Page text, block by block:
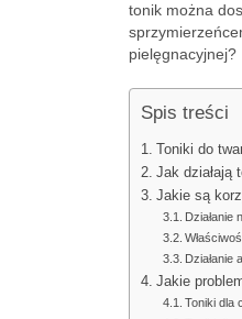
tonik można
pielęgnacyjnej?
Spis treści
Toniki do
Jak działają
Jakie są
Działanie
Działanie
Jakie
Toniki dla